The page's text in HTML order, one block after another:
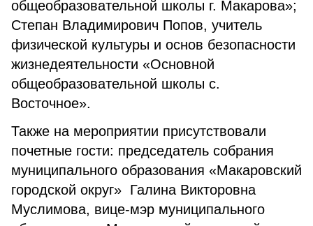
общеобразовательной школы г. Макарова»;
Степан Владимирович Попов, учитель
физической культуры и основ безопасности
жизнедеятельности «Основной
общеобразовательной школы с.
Восточное».
Также на мероприятии присутствовали
почетные гости: председатель собрания
муниципального образования «Макаровский
городской округ» Галина Викторовна
Муслимова, вице-мэр муниципального